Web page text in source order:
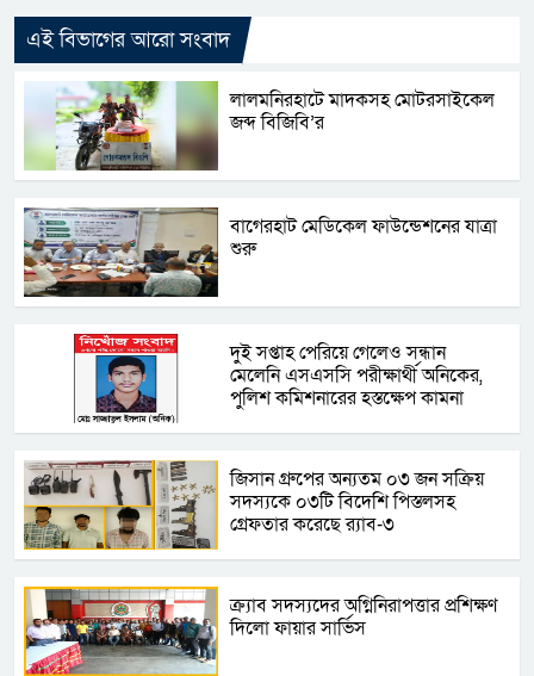
এই বিভাগের আরো সংবাদ
লালমনিরহাটে মাদকসহ মোটরসাইকেল
জব্দ বিজিবি’র
বাগেরহাট মেডিকেল ফাউন্ডেশনের যাত্রা
শুরু
দু্ই সপ্তাহ পেরিয়ে গেলেও সন্ধান
মেলেনি এসএসসি পরীক্ষার্থী অনিকের,
পুলিশ কমিশনারের হস্তক্ষেপ কামনা
জিসান গ্রুপের অন্যতম ০৩ জন সক্রিয়
সদস্যকে ০৩টি বিদেশি পিস্তলসহ
গ্রেফতার করেছে র‍্যাব-৩
ক্র্যাব সদস্যদের অগ্নিনিরাপত্তার প্রশিক্ষণ
দিলো ফায়ার সার্ভিস